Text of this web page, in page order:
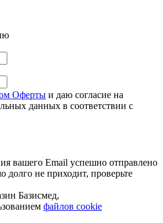
Оферты и даю согласие на
данных в соответствии с
вашего Email успешно отправлено
долго не приходит, проверьте
Базисмед,
файлов cookie